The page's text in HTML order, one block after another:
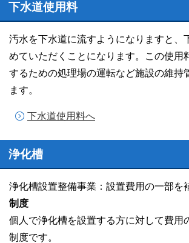
下水道使用料
汚水を下水道に流すようになりますと、
めていただくことになります。この使用
するための処理場の運転など施設の維持
ます。
下水道使用料へ
浄化槽
浄化槽設置整備事業：設置費用の一部を
制度
個人で浄化槽を設置する方に対して費用
制度です。